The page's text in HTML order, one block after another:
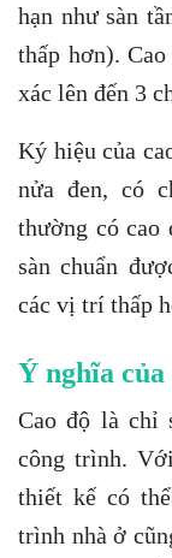
hạn như sàn
thấp hơn).
xác lên đến 3
Ký hiệu của
nửa đen, có
thường có
sàn chuẩn
các vị trí thấp
Ý nghĩa
Cao độ là chỉ
công trình.
thiết kế có
trình nhà ở